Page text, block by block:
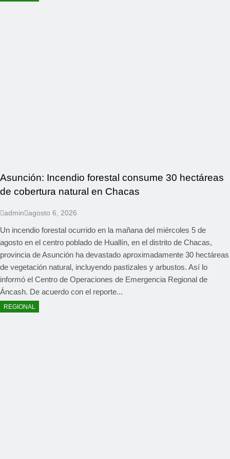
Asunción: Incendio forestal consume 30 hectáreas
de cobertura natural en Chacas
admin agosto 6, 2026
Un incendio forestal ocurrido en la mañana del miércoles 5 de
agosto en el centro poblado de Huallín, en el distrito de Chacas,
provincia de Asunción ha devastado aproximadamente 30 hectáreas
de vegetación natural, incluyendo pastizales y arbustos. Así lo
informó el Centro de Operaciones de Emergencia Regional de
Áncash. De acuerdo con el reporte...
REGIONAL